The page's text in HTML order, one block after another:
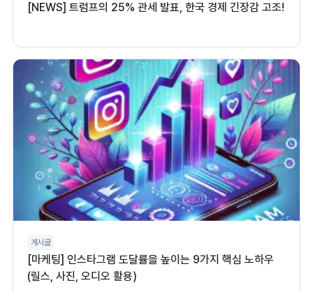
[NEWS] 트럼프의 25% 관세 발표, 한국 경제 긴장감 고조!
게시글
[마케팅] 인스타그램 도달률을 높이는 9가지 핵심 노하우
(릴스, 사진, 오디오 활용)